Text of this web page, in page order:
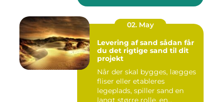
02. May
Levering af sand sådan får
du det rigtige sand til dit
projekt
Når der skal bygges, lægges
fliser eller etableres
legeplads, spiller sand en
langt større rolle, en...